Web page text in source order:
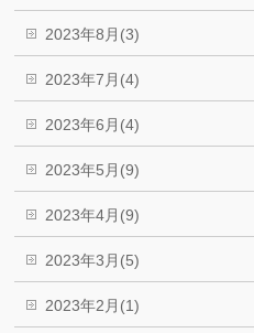
2023年8月(3)
2023年7月(4)
2023年6月(4)
2023年5月(9)
2023年4月(9)
2023年3月(5)
2023年2月(1)